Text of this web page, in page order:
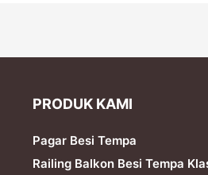
PRODUK KAMI
Pagar Besi Tempa
Railing Balkon Besi Tempa